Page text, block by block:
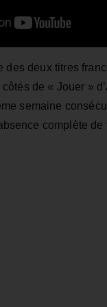
des deux titres
côtés de « Jouer »
semaine
complète de